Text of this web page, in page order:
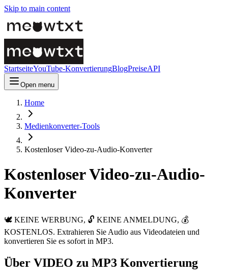
Skip to main content
StartseiteYouTube-KonvertierungBlogPreiseAPI
Open menu
Home
Medienkonverter-Tools
Kostenloser Video-zu-Audio-Konverter
Kostenloser Video-zu-Audio-
Konverter
🕊️ KEINE WERBUNG, 🔓 KEINE ANMELDUNG, 💰
KOSTENLOS. Extrahieren Sie Audio aus Videodateien und
konvertieren Sie es sofort in MP3.
Über VIDEO zu MP3 Konvertierung